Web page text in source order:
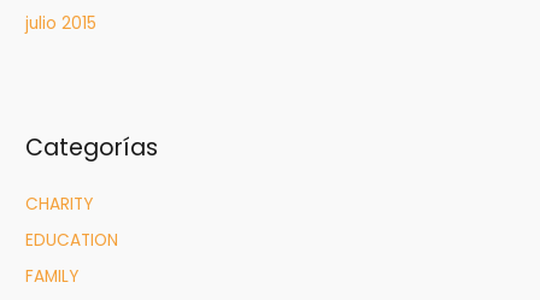
julio 2015
Categorías
CHARITY
EDUCATION
FAMILY